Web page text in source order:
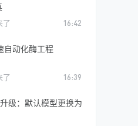
了 16:42
自动化酶工程
了 16:39
级：默认模型更换为